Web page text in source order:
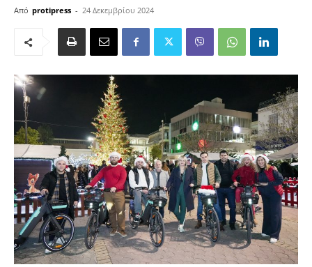
Από protipress - 24 Δεκεμβρίου 2024